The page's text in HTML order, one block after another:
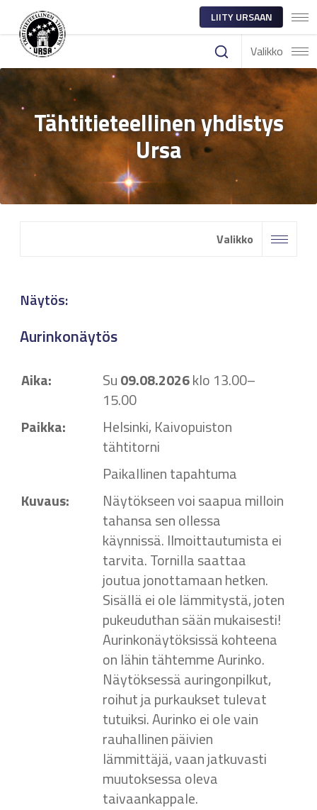
LIITY URSAAN
Valikko
Tähtitieteellinen yhdistys
Ursa
Valikko
Näytös:
Aurinkonäytös
Aika: Su09.08.2026klo 13.00–
15.00
Paikka:
Helsinki, Kaivopuiston
tähtitorni
Paikallinen tapahtuma
Kuvaus:
Näytökseen voi saapua milloin
tahansa sen ollessa
käynnissä. Ilmoittautumista ei
tarvita. Tornilla saattaa
joutua jonottamaan hetken.
Sisällä ei ole lämmitystä, joten
pukeuduthan sään mukaisesti!
Aurinkonäytöksissä kohteena
on lähin tähtemme Aurinko.
Näytöksessä auringonpilkut,
roihut ja purkaukset tulevat
tutuiksi. Aurinko ei ole vain
rauhallinen päivien
lämmittäjä, vaan jatkuvasti
muutoksessa oleva
taivaankappale.